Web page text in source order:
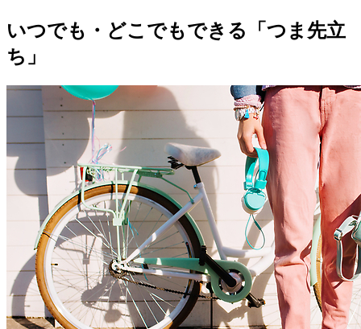
いつでも・どこでもできる「つま先立
ち」